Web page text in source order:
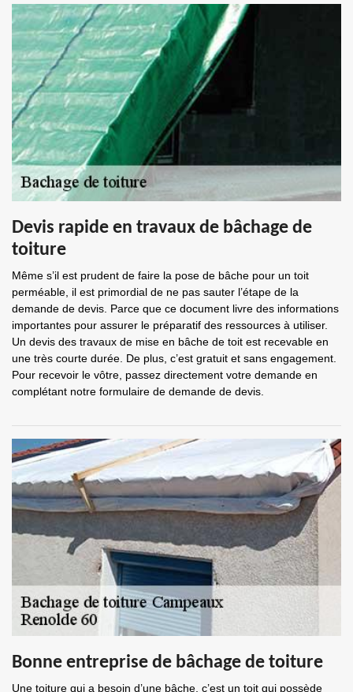
Devis rapide en travaux de bâchage de
toiture
Même s’il est prudent de faire la pose de bâche pour un toit
perméable, il est primordial de ne pas sauter l’étape de la
demande de devis. Parce que ce document livre des informations
importantes pour assurer le préparatif des ressources à utiliser.
Un devis des travaux de mise en bâche de toit est recevable en
une très courte durée. De plus, c’est gratuit et sans engagement.
Pour recevoir le vôtre, passez directement votre demande en
complétant notre formulaire de demande de devis.
Bonne entreprise de bâchage de toiture
Une toiture qui a besoin d’une bâche, c’est un toit qui possède